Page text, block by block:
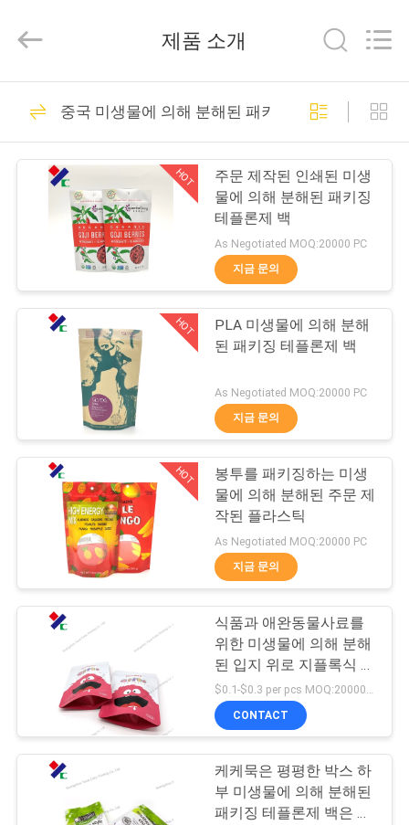
제
리
여
여
관
Guangzhou
Yucai
Co.,
커피 포장 부대
30
미생물에 의해 분해
된 패키징 테플론제
백
44
재활용할 수 있는 패
키징 테플론제 백
23
식품 포장 필름 롤
72
제품 소개
중국 미생물에 의해 분해된 패키징 테플론제 백
HOT
주문 제작된 인쇄된 미생
물에 의해 분해된 패키징
테플론제 백
As Negotiated MOQ:20000 PC
지금 문의
HOT
PLA 미생물에 의해 분해
된 패키징 테플론제 백
As Negotiated MOQ:20000 PC
지금 문의
HOT
봉투를 패키징하는 미생
물에 의해 분해된 주문 제
작된 플라스틱
As Negotiated MOQ:20000 PC
지금 문의
식품과 애완동물사료를
위한 미생물에 의해 분해
된 입지 위로 지플록식 플
라스틱 포장 봉지
$0.1-$0.3 per pcs MOQ:20000 PC
CONTACT
케케묵은 평평한 박스 하
부 미생물에 의해 분해된
패키징 테플론제 백은 밀